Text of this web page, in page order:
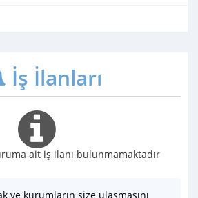
İş İlanları
ait iş ilanı bulunmamaktadır
ve kurumların size ulaşmasını